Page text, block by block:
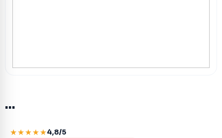
…
★★★★★4,8/5